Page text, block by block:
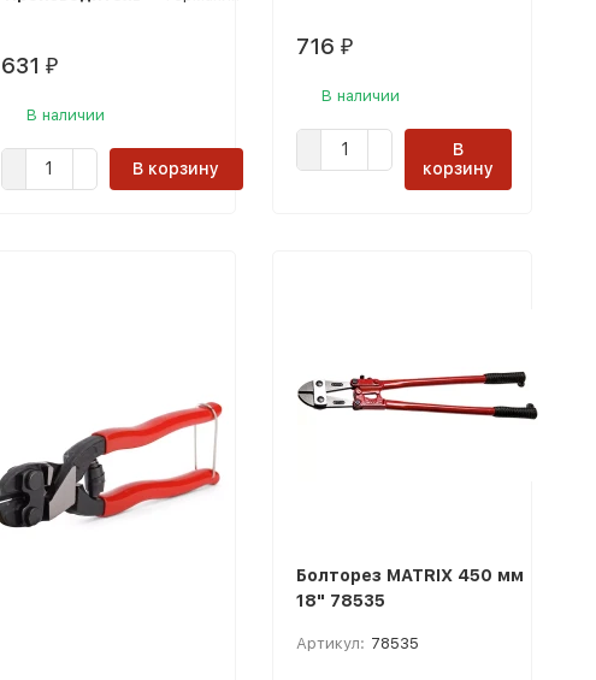
631 ₽
В наличии
В корзину
716 ₽
В наличии
В
корзину
Болторез MATRIX 450 мм
18" 78535
Артикул: 78535